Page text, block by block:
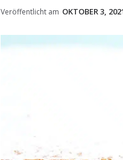
Veröffentlicht am OKTOBER 3,